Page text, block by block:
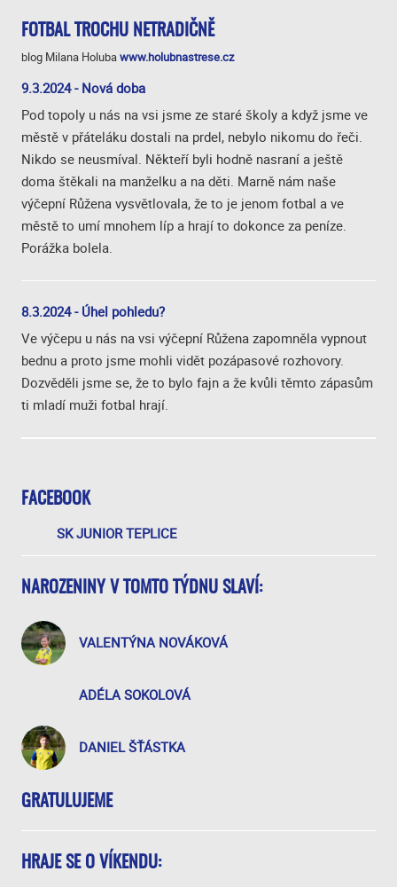
FACEBOOK
SK JUNIOR TEPLICE
NAROZENINY V TOMTO TÝDNU SLAVÍ:
VALENTÝNA NOVÁKOVÁ
ADÉLA SOKOLOVÁ
DANIEL ŠŤÁSTKA
GRATULUJEME
HRAJE SE O VÍKENDU:
FOTBAL TROCHU NETRADIČNĚ
blog Milana Holubawww.holubnastrese.cz
9.3.2024 - Nová doba
Pod topoly u nás na vsi jsme ze staré školy a když jsme ve
městě v přáteláku dostali na prdel, nebylo nikomu do řeči.
Nikdo se neusmíval. Někteří byli hodně nasraní a ještě
doma štěkali na manželku a na děti. Marně nám naše
výčepní Růžena vysvětlovala, že to je jenom fotbal a ve
městě to umí mnohem líp a hrají to dokonce za peníze.
Porážka bolela.
8.3.2024 - Úhel pohledu?
Ve výčepu u nás na vsi výčepní Růžena zapomněla vypnout
bednu a proto jsme mohli vidět pozápasové rozhovory.
Dozvěděli jsme se, že to bylo fajn a že kvůli těmto zápasům
ti mladí muži fotbal hrají.